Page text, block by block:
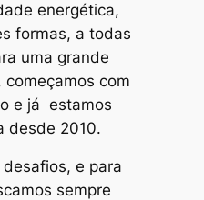
energética,
formas, a todas
uma grande
com
e já estamos
desde 2010.
e para
sempre